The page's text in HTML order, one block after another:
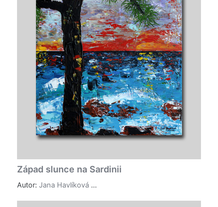
Západ slunce na Sardinii
Autor: Jana Havlíková ...